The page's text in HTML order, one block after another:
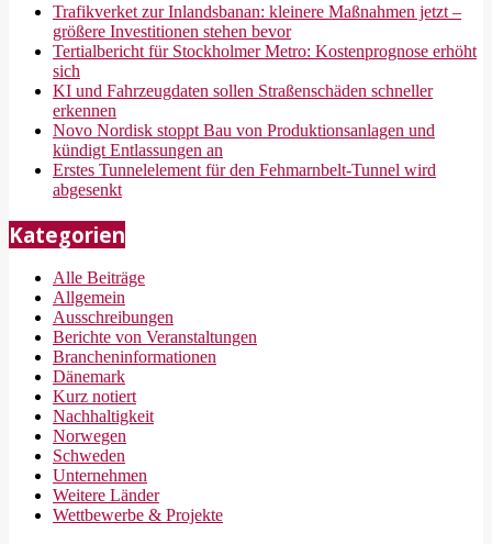
Trafikverket zur Inlandsbanan: kleinere Maßnahmen jetzt –
größere Investitionen stehen bevor
Tertialbericht für Stockholmer Metro: Kostenprognose erhöht
sich
KI und Fahrzeugdaten sollen Straßenschäden schneller
erkennen
Novo Nordisk stoppt Bau von Produktionsanlagen und
kündigt Entlassungen an
Erstes Tunnelelement für den Fehmarnbelt-Tunnel wird
abgesenkt
Kategorien
Alle Beiträge
Allgemein
Ausschreibungen
Berichte von Veranstaltungen
Brancheninformationen
Dänemark
Kurz notiert
Nachhaltigkeit
Norwegen
Schweden
Unternehmen
Weitere Länder
Wettbewerbe & Projekte